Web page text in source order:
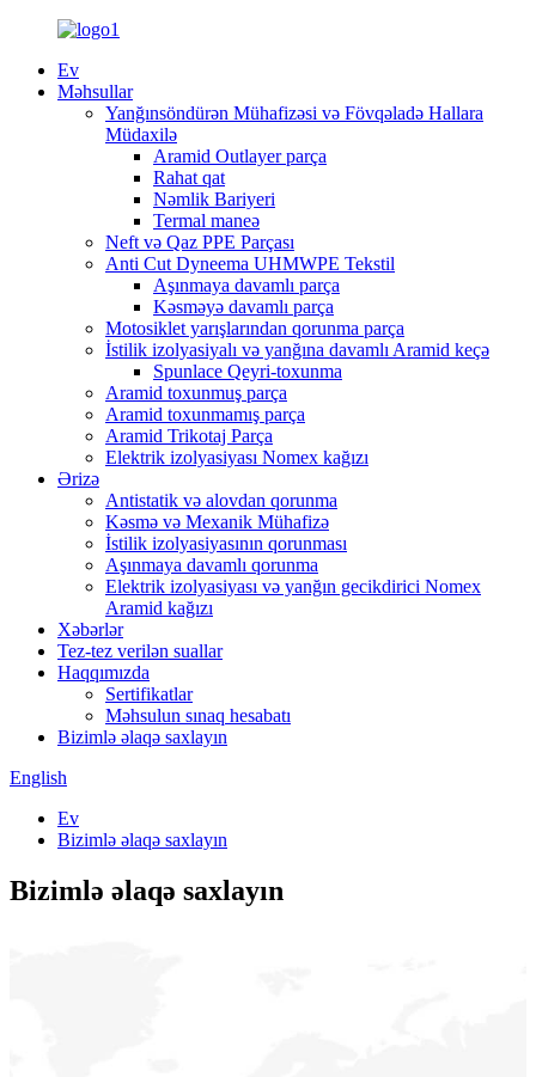
Ev
Məhsullar
Yanğınsöndürən Mühafizəsi və Fövqəladə Hallara
Müdaxilə
Aramid Outlayer parça
Rahat qat
Nəmlik Bariyeri
Termal maneə
Neft və Qaz PPE Parçası
Anti Cut Dyneema UHMWPE Tekstil
Aşınmaya davamlı parça
Kəsməyə davamlı parça
Motosiklet yarışlarından qorunma parça
İstilik izolyasiyalı və yanğına davamlı Aramid keçə
Spunlace Qeyri-toxunma
Aramid toxunmuş parça
Aramid toxunmamış parça
Aramid Trikotaj Parça
Elektrik izolyasiyası Nomex kağızı
Ərizə
Antistatik və alovdan qorunma
Kəsmə və Mexanik Mühafizə
İstilik izolyasiyasının qorunması
Aşınmaya davamlı qorunma
Elektrik izolyasiyası və yanğın gecikdirici Nomex
Aramid kağızı
Xəbərlər
Tez-tez verilən suallar
Haqqımızda
Sertifikatlar
Məhsulun sınaq hesabatı
Bizimlə əlaqə saxlayın
English
Ev
Bizimlə əlaqə saxlayın
Bizimlə əlaqə saxlayın